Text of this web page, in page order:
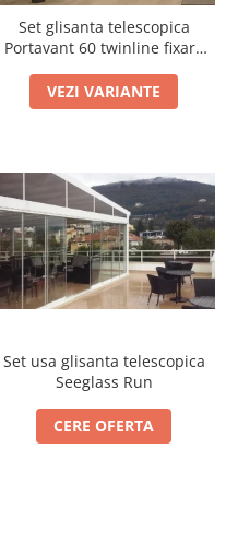
Set glisanta telescopica
Portavant 60 twinline fixare
VEZI VARIANTE
Set usa glisanta telescopica
Seeglass Run
CERE OFERTA